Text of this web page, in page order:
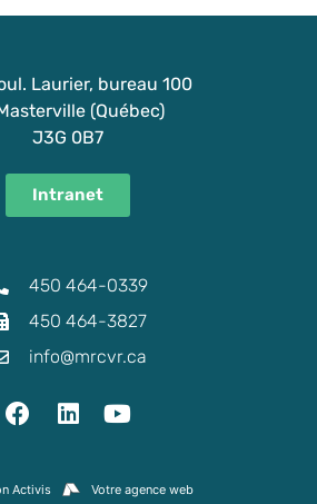
Laurier, bureau 100
(Québec)
J3G 0B7
Intranet
450 464-0339
450 464-3827
info@mrcvr.ca
Activis Votre agence web